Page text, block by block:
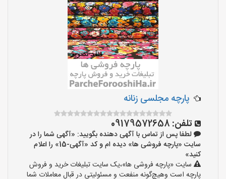
پارچه مجلسی زنانه
تلفن: 09179572658
لطفا پس از تماس با آگهی دهنده بگویید: «آگهی شما را در
سایت «پارچه فروشی ها» دیده ام و کد «آگهی-15» را اعلام
کنید»
سایت «پارچه فروشی ها»،یک سایت تبلیغات خرید و فروش
پارچه است وهیچ‌گونه منفعت و مسئولیتی در قبال معاملات شما